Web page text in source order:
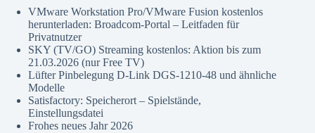
VMware Workstation Pro/VMware Fusion kostenlos
herunterladen: Broadcom-Portal – Leitfaden für
Privatnutzer
SKY (TV/GO) Streaming kostenlos: Aktion bis zum
21.03.2026 (nur Free TV)
Lüfter Pinbelegung D-Link DGS-1210-48 und ähnliche
Modelle
Satisfactory: Speicherort – Spielstände,
Einstellungsdatei
Frohes neues Jahr 2026